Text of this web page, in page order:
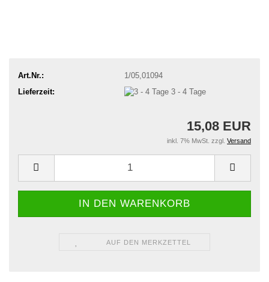
Art.Nr.:
1/05,01094
Lieferzeit:
3 - 4 Tage
15,08 EUR
inkl. 7% MwSt. zzgl. Versand
AUF DEN MERKZETTEL